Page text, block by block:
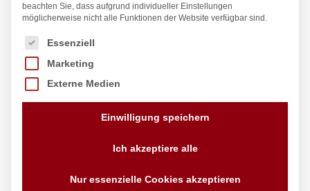
Drahtkorb Deco, oval, HENDI,
beachten Sie, dass aufgrund individueller Einstellungen
möglicherweise nicht alle Funktionen der Website verfügbar sind.
Es folgt eine Liste der Service-Gruppen, für die eine
Essenziell
Marketing
Externe Medien
Einwilligung speichern
Ich akzeptiere alle
Nur essenzielle Cookies akzeptieren